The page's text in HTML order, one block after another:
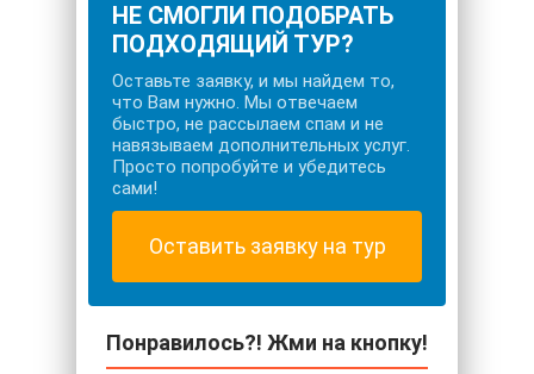
НЕ СМОГЛИ ПОДОБРАТЬ
ПОДХОДЯЩИЙ ТУР?
Оставьте заявку, и мы найдем то,
что Вам нужно. Мы отвечаем
быстро, не рассылаем спам и не
навязываем дополнительных услуг.
Просто попробуйте и убедитесь
сами!
Оставить заявку на тур
Понравилось?! Жми на кнопку!